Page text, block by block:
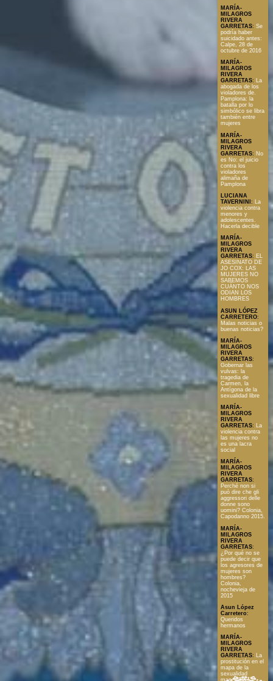
MARÍA-
MILAGROS
RIVERA
GARRETAS: Se
podría haber
suicidado antes:
Calpe, 28 de
octubre de 2016
MARÍA-
MILAGROS
RIVERA
GARRETAS: La
abogada de los
violadores de.
Pamplona: la
batalla por lo
simbólico se libra
también entre
mujeres
MARÍA-
MILAGROS
RIVERA
GARRETAS: No
es No: el juicio
contra los
violadores
alimaña de
Pamplona
LUCIANA
TAVERNINI :
La
violencia contra
menores y
adolescentes.
Hacerla decible
MARÍA-
MILAGROS
RIVERA
GARRETAS: EL
ASESINATO DE
JO COX: LAS
MUJERES NO
SABEMOS
CUÁNTO NOS
ODIAN LOS
HOMBRES
ASUN LÓPEZ
CARRETERO:
Malas noticias o
buenas noticias?
MARÍA-
MILAGROS
RIVERA
GARRETAS:
Gobernar las
vulvas: la
tragedia de
Carmen, la
Antígona de la
sexualidad libre
MARÍA-
MILAGROS
RIVERA
GARRETAS: La
violencia contra
las mujeres no
es una lacra
social
MARÍA-
MILAGROS
RIVERA
GARRETAS:
Perché non si
può dire che gli
aggressori delle
donne sono
uomini? Colonia,
Capodanno 2015.
MARÍA-
MILAGROS
RIVERA
GARRETAS:
¿Por qué no se
puede decir que
los agresores de
mujeres son
hombres?
Colonia,
nochevieja de
2015
Asun López
Carretero:
Queridos
hermanos
MARÍA-
MILAGROS
RIVERA
GARRETAS: La
prostitución en el
mapa de la
sexualidad